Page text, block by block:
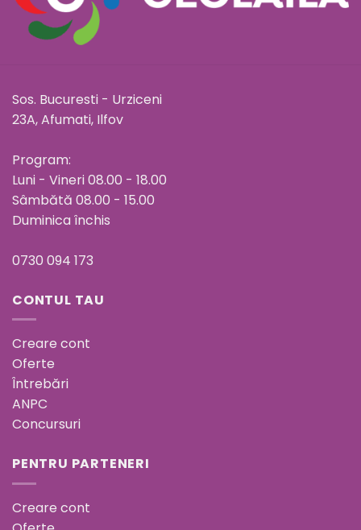
Sos. Bucuresti - Urziceni
23A, Afumati, Ilfov
Program:
Luni - Vineri 08.00 - 18.00
Sâmbătă 08.00 - 15.00
Duminica închis
0730 094 173
CONTUL TAU
Creare cont
Oferte
Întrebări
ANPC
Concursuri
PENTRU PARTENERI
Creare cont